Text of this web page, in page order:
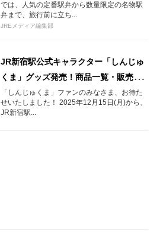
では、人気の定番駅弁から数量限定の名物駅
弁まで、旅行前に立ち...
JREメディア編集部
JR新宿駅公式キャラクター「しんじゅ
くま」グッズ発売！商品一覧・販売場
所
「しんじゅくま」ファンのみなさま、お待た
せいたしました！ 2025年12月15日(月)から、
JR新宿駅...